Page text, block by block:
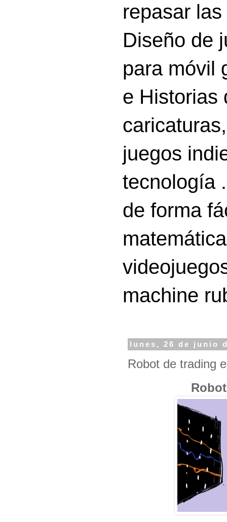
repasar
Diseño de
para móvil
e Historias
juegos
tecnología
de forma
machine
lunes, 26 de junio
Robot de trading